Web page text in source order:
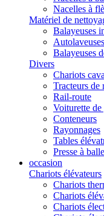
Nacelles à
Matériel de
Balayeuses
Autolaveuses
Balayeuses
Divers
Chariots
Tracteurs de
Rail-route
Voiturette
Conteneurs
Rayonnages
Tables
Presse à
occasion
Chariots élévateurs
Chariots
Chariots
Chariots